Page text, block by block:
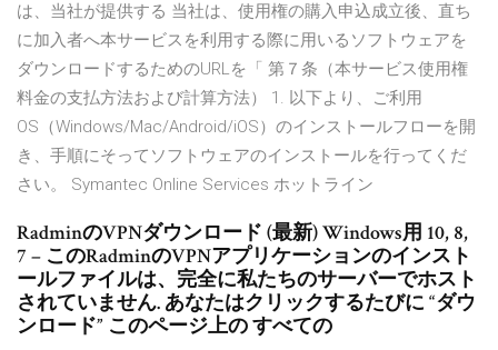
は、当社が提供する 当社は、使用権の購入申込成立後、直ち
に加入者へ本サービスを利用する際に用いるソフトウェアを
ダウンロードするためのURLを「 第７条（本サービス使用権
料金の支払方法および計算方法） 1. 以下より、ご利用
OS（Windows/Mac/Android/iOS）のインストールフローを開
き、手順にそってソフトウェアのインストールを行ってくだ
さい。 Symantec Online Services ホットライン
RadminのVPNダウンロード (最新) Windows用 10, 8,
7 – このRadminのVPNアプリケーションのインスト
ールファイルは、完全に私たちのサーバーでホスト
されていません. あなたはクリックするたびに “ダウ
ンロード” このページ上の すべての